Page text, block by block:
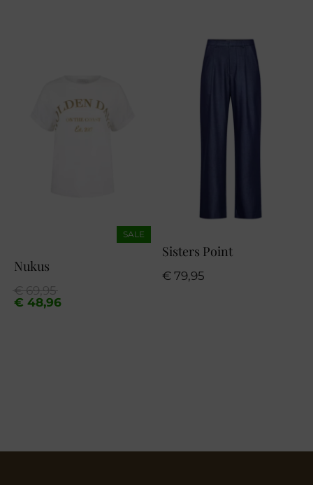
SALE
Nukus
€69,95
Oorspronkelijke
prijs
€ 48,96
Huidige
prijs
Sisters Point
€ 79,95